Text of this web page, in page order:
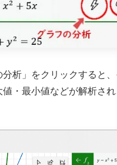
分析」をクリックすると
・最小値などが解析さ